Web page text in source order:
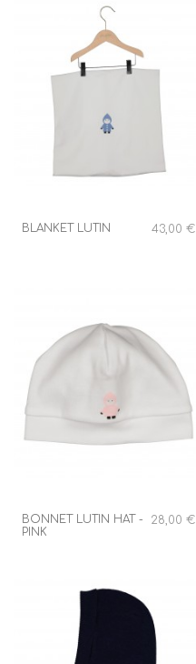
BLANKET LUTIN 43,00 €
BONNET LUTIN HAT -
PINK
28,00 €